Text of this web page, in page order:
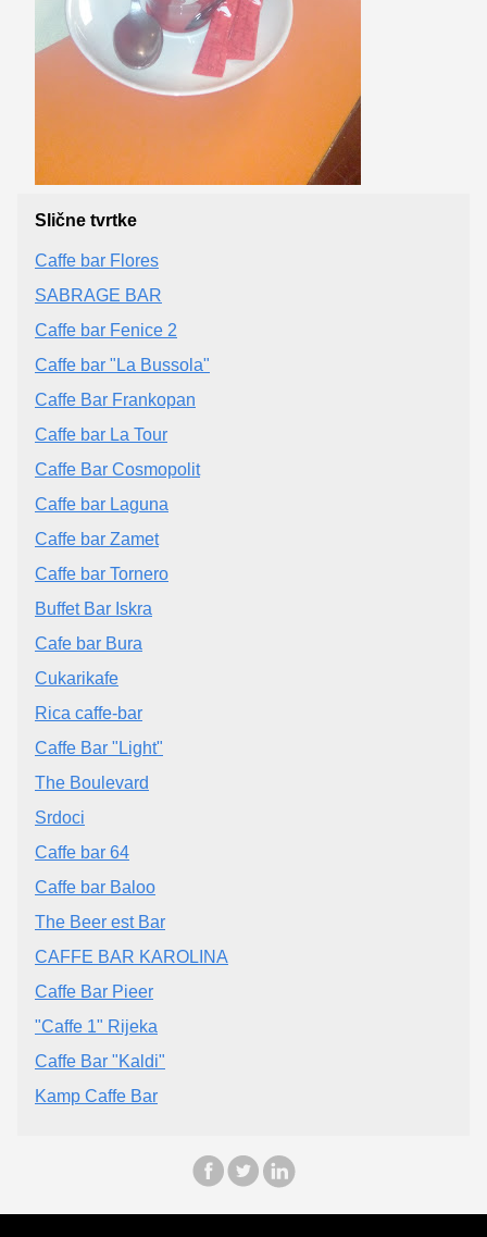
Slične tvrtke
Caffe bar Flores
SABRAGE BAR
Caffe bar Fenice 2
Caffe bar "La Bussola"
Caffe Bar Frankopan
Caffe bar La Tour
Caffe Bar Cosmopolit
Caffe bar Laguna
Caffe bar Zamet
Caffe bar Tornero
Buffet Bar Iskra
Cafe bar Bura
Cukarikafe
Rica caffe-bar
Caffe Bar "Light"
The Boulevard
Srdoci
Caffe bar 64
Caffe bar Baloo
The Beer est Bar
CAFFE BAR KAROLINA
Caffe Bar Pieer
"Caffe 1" Rijeka
Caffe Bar "Kaldi"
Kamp Caffe Bar